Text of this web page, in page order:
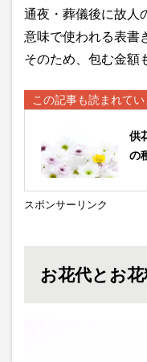
通夜・葬儀後に故人
意味で使われる表書
そのため、包む金額
この記事も読まれてい
供
の
スポンサーリンク
お花代とお